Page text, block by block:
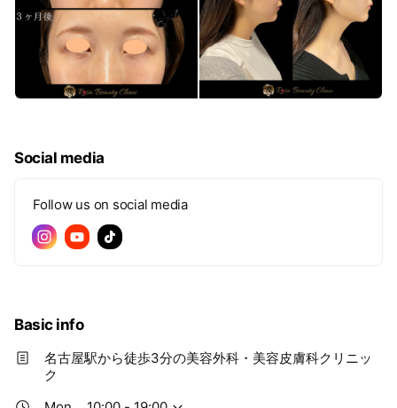
Social media
Follow us on social media
Basic info
名古屋駅から徒歩3分の美容外科・美容皮膚科クリニッ
ク